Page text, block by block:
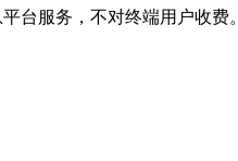
台服务，不对终端用户收费。